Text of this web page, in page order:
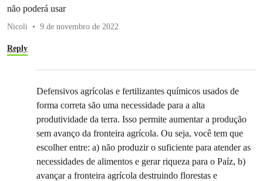
não poderá usar
Nicoli 9 de novembro de 2022
Reply
Defensivos agrícolas e fertilizantes químicos usados de
forma correta são uma necessidade para a alta
produtividade da terra. Isso permite aumentar a produção
sem avanço da fronteira agrícola. Ou seja, você tem que
escolher entre: a) não produzir o suficiente para atender as
necessidades de alimentos e gerar riqueza para o Paíz, b)
avançar a fronteira agrícola destruindo florestas e